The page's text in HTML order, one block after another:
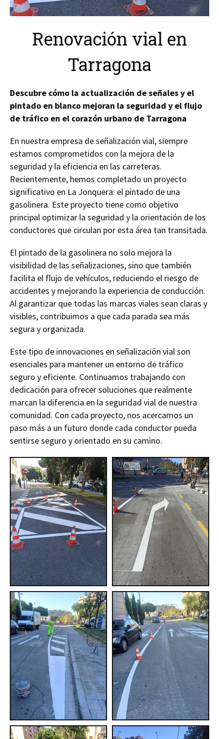
Renovación vial en
Tarragona
Descubre cómo la actualización de señales y el
pintado en blanco mejoran la seguridad y el flujo
de tráfico en el corazón urbano de Tarragona
En nuestra empresa de señalización vial, siempre
estamos comprometidos con la mejora de la
seguridad y la eficiencia en las carreteras.
Recientemente, hemos completado un proyecto
significativo en La Jonquera: el pintado de una
gasolinera. Este proyecto tiene como objetivo
principal optimizar la seguridad y la orientación de los
conductores que circulan por esta área tan transitada.
El pintado de la gasolinera no solo mejora la
visibilidad de las señalizaciones, sino que también
facilita el flujo de vehículos, reduciendo el riesgo de
accidentes y mejorando la experiencia de conducción.
Al garantizar que todas las marcas viales sean claras y
visibles, contribuimos a que cada parada sea más
segura y organizada.
Este tipo de innovaciones en señalización vial son
esenciales para mantener un entorno de tráfico
seguro y eficiente. Continuamos trabajando con
dedicación para ofrecer soluciones que realmente
marcan la diferencia en la seguridad vial de nuestra
comunidad. Con cada proyecto, nos acercamos un
paso más a un futuro donde cada conductor pueda
sentirse seguro y orientado en su camino.